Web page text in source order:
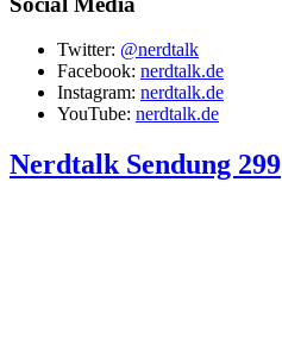
Twitter: @nerdtalk
Facebook: nerdtalk.de
Instagram: nerdtalk.de
YouTube: nerdtalk.de
Nerdtalk Sendung 299